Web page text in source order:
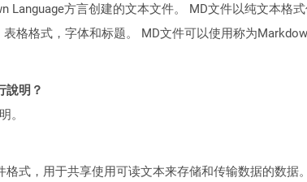
Language方言创建的文本文件。 MD文件以纯文本格
格格式，字体和标题。 MD文件可以使用称为
說明？
。
式，用于共享使用可读文本来存储和传输数据的数据